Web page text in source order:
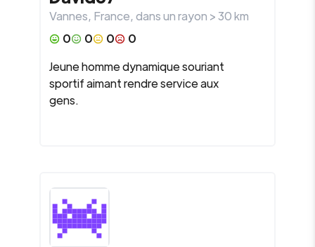
Vannes, France, dans un rayon >30km
0
0 0
0
Jeune homme dynamique souriant
sportif aimant rendre service aux
gens.